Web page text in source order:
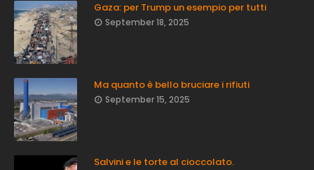
Gaza: per Trump un esempio per tutti
September 18, 2025
Ma quanto è bello bruciare i rifiuti
September 15, 2025
Salvini e le torte al cioccolato.